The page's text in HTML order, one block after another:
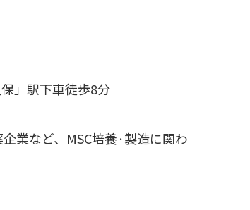
」駅下車徒歩8分
業など、MSC培養·製造に関わ